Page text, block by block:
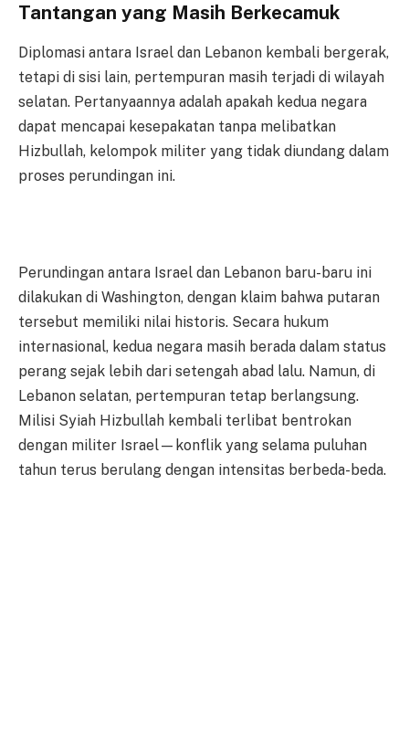
Tantangan yang Masih Berkecamuk
Diplomasi antara Israel dan Lebanon kembali bergerak,
tetapi di sisi lain, pertempuran masih terjadi di wilayah
selatan. Pertanyaannya adalah apakah kedua negara
dapat mencapai kesepakatan tanpa melibatkan
Hizbullah, kelompok militer yang tidak diundang dalam
proses perundingan ini.
Perundingan antara Israel dan Lebanon baru-baru ini
dilakukan di Washington, dengan klaim bahwa putaran
tersebut memiliki nilai historis. Secara hukum
internasional, kedua negara masih berada dalam status
perang sejak lebih dari setengah abad lalu. Namun, di
Lebanon selatan, pertempuran tetap berlangsung.
Milisi Syiah Hizbullah kembali terlibat bentrokan
dengan militer Israel—konflik yang selama puluhan
tahun terus berulang dengan intensitas berbeda-beda.